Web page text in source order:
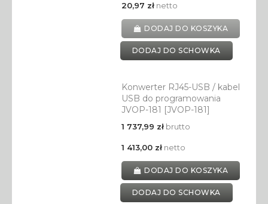
20,97 złnetto
DODAJ DO KOSZYKA
DODAJ DO SCHOWKA
Konwerter RJ45-USB / kabel
USB do programowania
JVOP-181 [JVOP-181]
1 737,99 złbrutto
1 413,00 złnetto
DODAJ DO KOSZYKA
DODAJ DO SCHOWKA